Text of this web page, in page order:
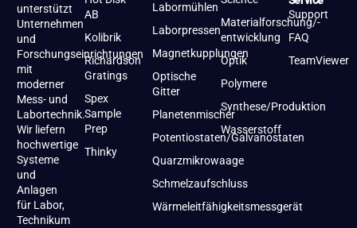
unterstützt
Unternehmen
und
Forschungseinrichtungen
mit
moderner
Mess- und
Labortechnik.
Wir liefern
hochwertige
Systeme
und
Anlagen
für Labor,
Technikum
AB
Kolibrik
Richardson
Gratings
Spex
Sample
Prep
Thinky
Labormühlen
Laborpressen
Magnetkupplungen
Optische
Gitter
Planetenmischer
Potentiostaten/Galvanostaten
Quarzmikrowaage
Schmelzaufschluss
Wärmeleitfähigkeitsmessgerät
Materialforschung/-
entwicklung
Optik
Polymere
Synthese/Produktion
Wasserstoff
Support
FAQ
TeamViewer